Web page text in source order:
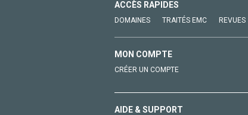
ACCÈS RAPIDES
DOMAINES TRAITÉS EMC REVUES
MON COMPTE
CRÉER UN COMPTE
AIDE & SUPPORT